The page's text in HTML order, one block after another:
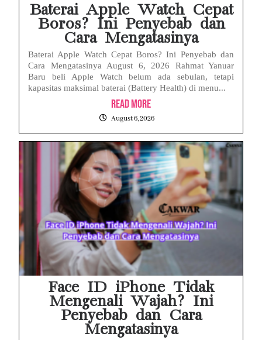
Baterai Apple Watch Cepat
Boros? Ini Penyebab dan
Cara Mengatasinya
Baterai Apple Watch Cepat Boros? Ini Penyebab dan
Cara Mengatasinya August 6, 2026 Rahmat Yanuar
Baru beli Apple Watch belum ada sebulan, tetapi
kapasitas maksimal baterai (Battery Health) di menu...
Read More
August 6, 2026
Face ID iPhone Tidak
Mengenali Wajah? Ini
Penyebab dan Cara
Mengatasinya